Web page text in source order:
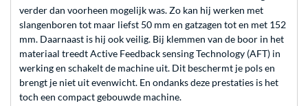
verder dan voorheen mogelijk was. Zo kan hij werken met
slangenboren tot maar liefst 50 mm en gatzagen tot en met 152
mm. Daarnaast is hij ook veilig. Bij klemmen van de boor in het
materiaal treedt Active Feedback sensing Technology (AFT) in
werking en schakelt de machine uit. Dit beschermt je pols en
brengt je niet uit evenwicht. En ondanks deze prestaties is het
toch een compact gebouwde machine.